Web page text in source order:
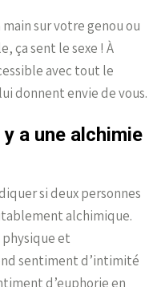
sur votre genou ou
ça sent le sexe ! À
avec tout le
donnent envie de vous.
a une alchimie
si deux personnes
alchimique.
et
sentiment d’intimité
d’euphorie en